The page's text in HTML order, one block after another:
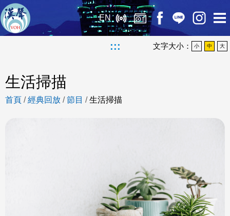
EN
::: 文字大小： 小 中 大
生活掃描
首頁 /經典回放 /節目 /生活掃描